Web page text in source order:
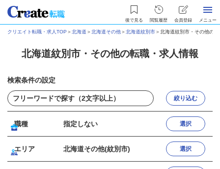
後で見る 閲覧履歴 会員登録 メニュー
クリエイト転職・求人TOP ＞北海道 ＞北海道その他＞北海道紋別市＞北海道紋別市・その他の
北海道紋別市・その他の転職・求人情報
検索条件の設定
絞り込む
職種 指定しない 選択
エリア 北海道その他(紋別市) 選択